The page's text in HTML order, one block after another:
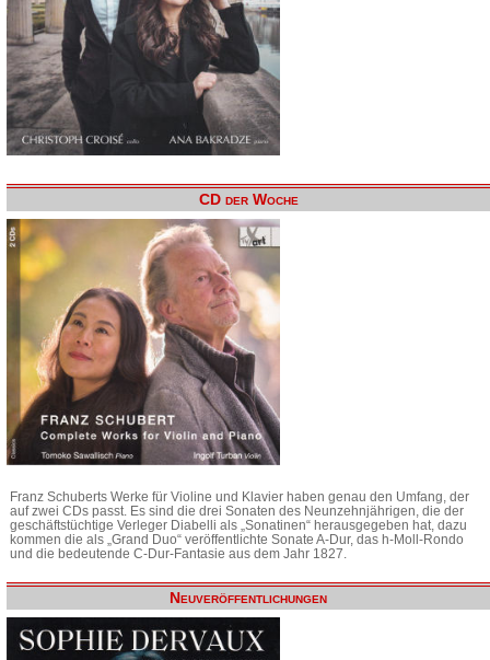
CD der Woche
Franz Schuberts Werke für Violine und Klavier haben genau den Umfang, der
auf zwei CDs passt. Es sind die drei Sonaten des Neunzehnjährigen, die der
geschäftstüchtige Verleger Diabelli als „Sonatinen“ herausgegeben hat, dazu
kommen die als „Grand Duo“ veröffentlichte Sonate A-Dur, das h-Moll-Rondo
und die bedeutende C-Dur-Fantasie aus dem Jahr 1827.
Neuveröffentlichungen